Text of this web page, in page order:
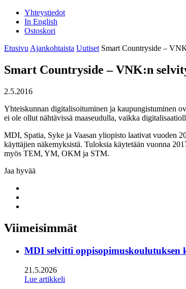
Yhteystiedot
In English
Ostoskori
Etusivu Ajankohtaista Uutiset Smart Countryside –
Smart Countryside – VNK:n
2.5.2016
Yhteiskunnan digitalisoituminen ja kaupungistuminen
ei ole ollut nähtävissä maaseudulla, vaikka
MDI, Spatia, Syke ja Vaasan yliopisto laativat vuoden
käyttäjien näkemyksistä. Tuloksia käytetään vuonna
myös TEM, YM, OKM ja STM.
Jaa hyvää
twitter
Viimeisimmät
MDI selvitti
21.5.2026
Lue artikkeli